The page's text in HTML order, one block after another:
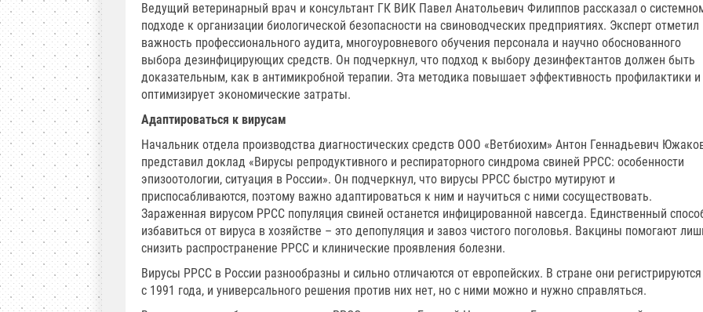
Ведущий ветеринарный врач и консультант ГК ВИК Павел Анатольевич Филиппов рассказал о
подходе к организации биологической безопасности на свиноводческих предприятиях. Эксперт отметил
важность профессионального аудита, многоуровневого обучения персонала и научно обоснованного
выбора дезинфицирующих средств. Он подчеркнул, что подход к выбору дезинфектантов должен быть
доказательным, как в антимикробной терапии. Эта методика повышает эффективность профилактики и
оптимизирует экономические затраты.
Адаптироваться к вирусам
Начальник отдела производства диагностических средств ООО «Ветбиохим» Антон Геннадьевич
представил доклад «Вирусы репродуктивного и респираторного синдрома свиней РРСС: особенности
эпизоотологии, ситуация в России». Он подчеркнул, что вирусы РРСС быстро мутируют и
приспосабливаются, поэтому важно адаптироваться к ним и научиться с ними сосуществовать.
Зараженная вирусом РРСС популяция свиней останется инфицированной навсегда. Единственный
избавиться от вируса в хозяйстве – это депопуляция и завоз чистого поголовья. Вакцины помогают
снизить распространение РРСС и клинические проявления болезни.
Вирусы РРСС в России разнообразны и сильно отличаются от европейских. В стране они регистрируются
с 1991 года, и универсального решения против них нет, но с ними можно и нужно справляться.